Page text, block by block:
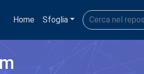
Home Sfoglia